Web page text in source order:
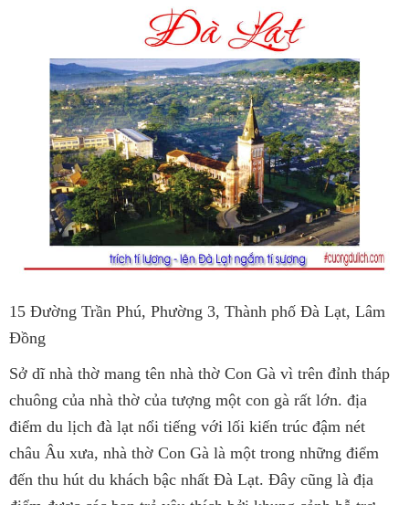
15 Đường Trần Phú, Phường 3, Thành phố Đà Lạt, Lâm
Đồng
Sở dĩ nhà thờ mang tên nhà thờ Con Gà vì trên đỉnh tháp
chuông của nhà thờ của tượng một con gà rất lớn. địa
điểm du lịch đà lạt nổi tiếng với lối kiến trúc đậm nét
châu Âu xưa, nhà thờ Con Gà là một trong những điểm
đến thu hút du khách bậc nhất Đà Lạt. Đây cũng là địa